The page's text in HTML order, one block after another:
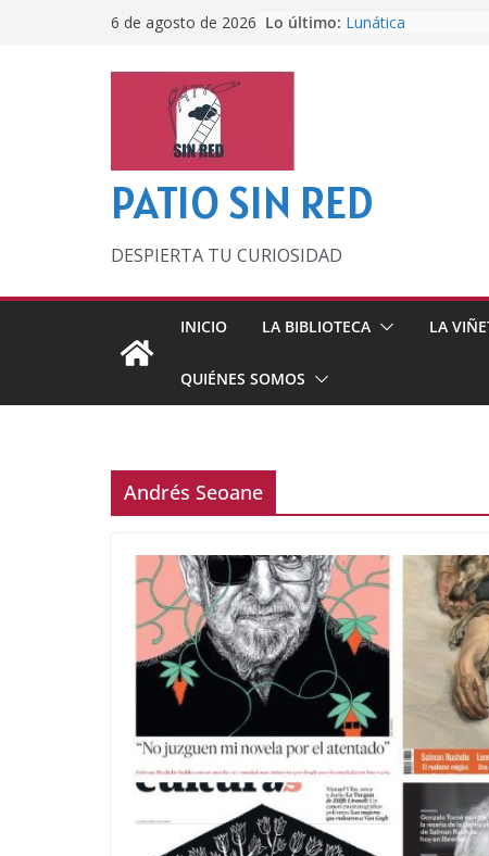
6 de agosto de 2026 Lo último: Lunática
PATIO SIN RED
DESPIERTA TU CURIOSIDAD
INICIO LA BIBLIOTECA LA
QUIÉNES SOMOS
Andrés Seoane